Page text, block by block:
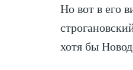
Но вот в его
хотя бы